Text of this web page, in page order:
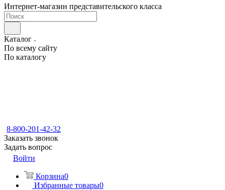
Интернет-магазин представительского класса
Каталог
По всему сайту
По каталогу
8-800-201-42-32
Заказать звонок
Задать вопрос
Войти
Корзина0
Избранные товары0